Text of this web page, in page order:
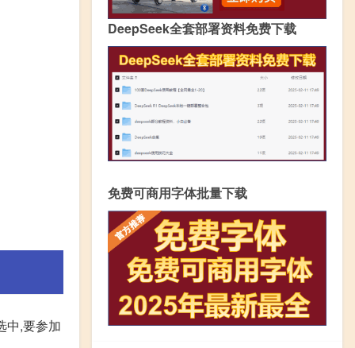
中,要参加
DeepSeek全套部署资料免费下载
免费可商用字体批量下载